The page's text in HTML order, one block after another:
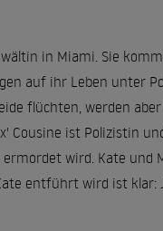
in Miami. Sie
auf ihr Leben unter
flüchten, werden
Cousine ist Polizistin
ermordet wird. Kate
entführt wird ist klar: